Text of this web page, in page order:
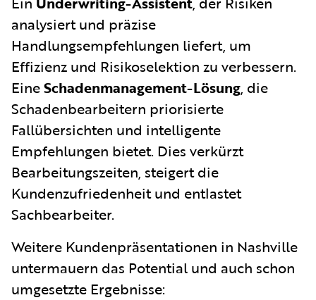
analysiert und präzise
Handlungsempfehlungen liefert, um
Effizienz und Risikoselektion zu verbessern.
EineSchadenmanagement-Lösung, die
Schadenbearbeitern priorisierte
Fallübersichten und intelligente
Empfehlungen bietet. Dies verkürzt
Bearbeitungszeiten, steigert die
Kundenzufriedenheit und entlastet
Sachbearbeiter.
Weitere Kundenpräsentationen in Nashville
untermauern das Potential und auch schon
umgesetzte Ergebnisse: